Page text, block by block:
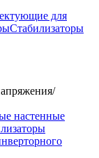
для
Стабилизаторы
/
настенные